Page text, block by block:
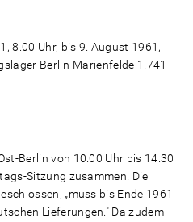
8.00 Uhr, bis 9. August 1961,
Berlin-Marienfelde 1.741
Berlin von 10.00 Uhr bis 14.30
Sitzung zusammen. Die
„muss bis Ende 1961
Lieferungen." Da zudem